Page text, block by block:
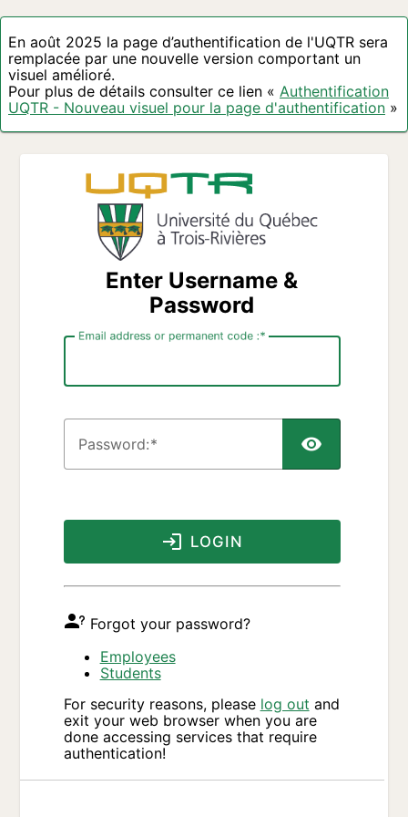
En août 2025 la page d’authentification de l'UQTR sera
remplacée par une nouvelle version comportant un
visuel amélioré.
Pour plus de détails consulter ce lien « Authentification
UQTR - Nouveau visuel pour la page d'authentification »
Enter Username &
Password
Email address or permanent code :
Password:
LOGIN
Forgot your password?
Employees
Students
For security reasons, please log out and
exit your web browser when you are
done accessing services that require
authentication!